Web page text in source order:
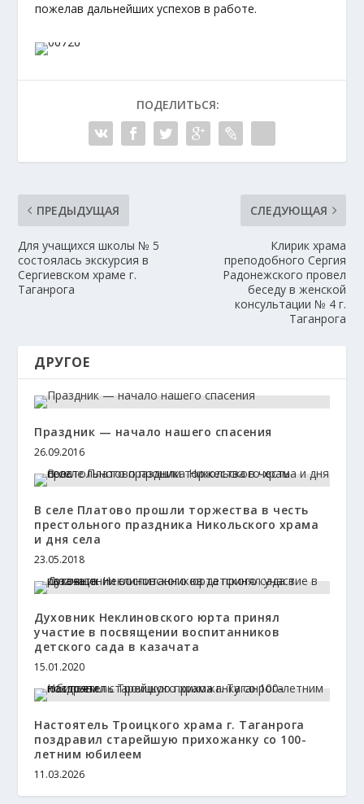
пожелав дальнейших успехов в работе.
ПОДЕЛИТЬСЯ:
ПРЕДЫДУЩАЯ
Для учащихся школы № 5
состоялась экскурсия в
Сергиевском храме г.
Таганрога
СЛЕДУЮЩАЯ
Клирик храма
преподобного Сергия
Радонежского провел
беседу в женской
консультации № 4 г.
Таганрога
ДРУГОЕ
Праздник — начало нашего спасения
26.09.2016
В селе Платово прошли торжества в честь
престольного праздника Никольского храма
и дня села
23.05.2018
Духовник Неклиновского юрта принял
участие в посвящении воспитанников
детского сада в казачата
15.01.2020
Настоятель Троицкого храма г. Таганрога
поздравил старейшую прихожанку со 100-
летним юбилеем
11.03.2026